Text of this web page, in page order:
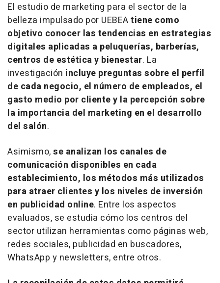
El estudio de marketing para el sector de la
belleza impulsado por UEBEAtiene como
objetivo conocer las tendencias en estrategias
digitales aplicadas a peluquerías, barberías,
centros de estética y bienestar. La
investigación incluye preguntas sobre el perfil
de cada negocio, el número de empleados, el
gasto medio por cliente y la percepción sobre
la importancia del marketing en el desarrollo
del salón.
Asimismo,se analizan los canales de
comunicación disponibles en cada
establecimiento, los métodos más utilizados
para atraer clientes y los niveles de inversión
en publicidad online. Entre los aspectos
evaluados, se estudia cómo los centros del
sector utilizan herramientas como páginas web,
redes sociales, publicidad en buscadores,
WhatsApp y newsletters, entre otros.